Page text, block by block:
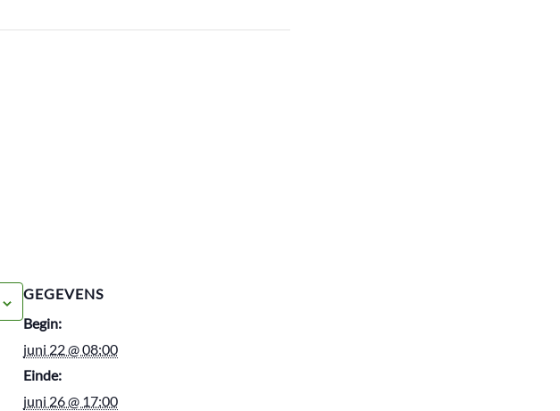
GEGEVENS
Begin:
juni 22 @ 08:00
Einde:
juni 26 @ 17:00